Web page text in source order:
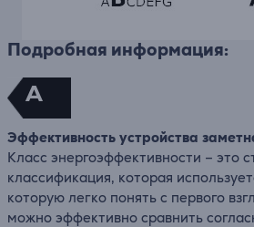
Подробная информация:
A
Эффективность устройства
Класс энергоэффективности – это
классификация, которая
которую легко понять с первого
можно эффективно сравнить